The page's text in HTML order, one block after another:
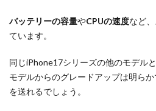
バッテリーの容量やCPUの速度など
ています。
同じiPhone17シリーズの他のモデル
モデルからのグレードアップは明ら
を送れるでしょう。